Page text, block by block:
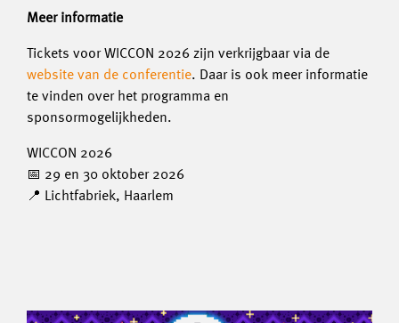
Meer informatie
Tickets voor WICCON 2026 zijn verkrijgbaar via de
website van de conferentie. Daar is ook meer informatie
te vinden over het programma en
sponsormogelijkheden.
WICCON 2026
📅 29 en 30 oktober 2026
📍 Lichtfabriek, Haarlem